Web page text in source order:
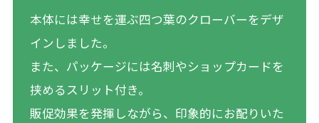
本体には幸せを運ぶ四つ葉のクローバーをデザ
インしました。
また、パッケージには名刺やショップカードを
挟めるスリット付き。
販促効果を発揮しながら、印象的にお配りいた